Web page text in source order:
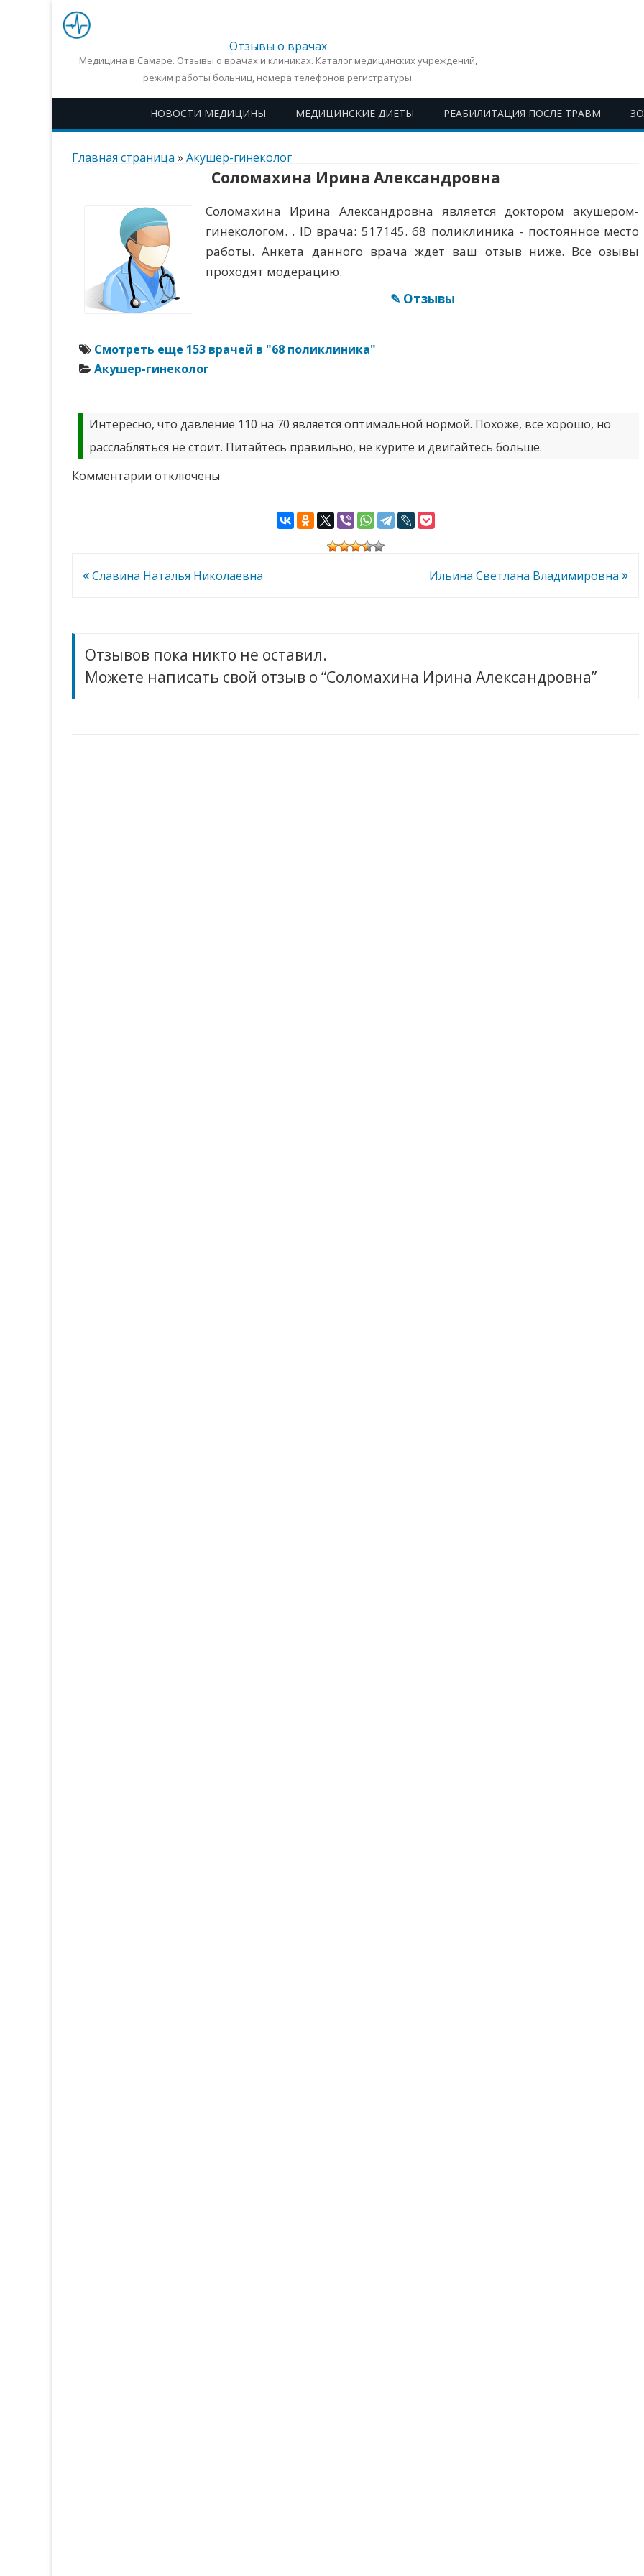
Отзывы о врачах
Медицина в Самаре. Отзывы о врачах и клиниках. Каталог медицинских учреждений,
режим работы больниц, номера телефонов регистратуры.
НОВОСТИ МЕДИЦИНЫ МЕДИЦИНСКИЕ ДИЕТЫ РЕАБИЛИТАЦИЯ ПОСЛЕ ТРАВМ
Перейти
Главная страница » Акушер-гинеколог
Соломахина Ирина Александровна
Соломахина Ирина Александровна является доктором акушером-
гинекологом. . ID врача: 517145. 68 поликлиника - постоянное место
работы. Анкета данного врача ждет ваш отзыв ниже. Все озывы
проходят модерацию.
✎ Отзывы
Смотреть еще 153 врачей в "68 поликлиника"
Акушер-гинеколог
Интересно, что давление 110 на 70 является оптимальной нормой. Похоже, все хорошо, но
расслабляться не стоит. Питайтесь правильно, не курите и двигайтесь больше.
Комментарии котключены
Навигация
Славина Наталья Николаевна Ильина Светлана Владимировна
Отзывов пока никто не оставил.
Можете написать свой отзыв о “Соломахина Ирина Александровна”